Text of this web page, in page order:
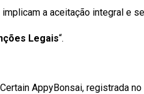
a aceitação integral e
Legais“.
AppyBonsai, registrada